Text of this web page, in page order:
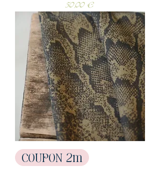
Prix
50,00 €
COUPON 2m